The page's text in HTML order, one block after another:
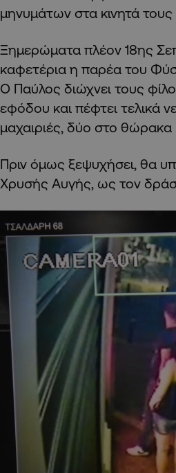
μηνυμάτων στα κινητά
Ξημερώματα πλέον 18ης
καφετέρια η παρέα του
Ο Παύλος διώχνει τους
εφόδου και πέφτει τελικά
μαχαιριές, δύο στο θώρακα
Πριν όμως ξεψυχήσει, θα
Χρυσής Αυγής, ως τον